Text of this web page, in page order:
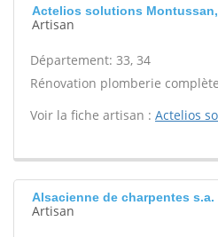
Actelios solutions
Artisan
Département: 33, 34
Rénovation plomberie
Voir la fiche artisan : Actelios
Alsacienne de charpentes s.a.
Artisan